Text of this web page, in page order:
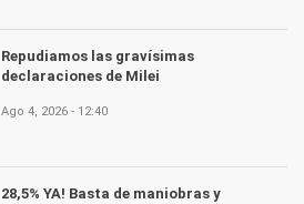
Repudiamos las gravísimas
declaraciones de Milei
Ago 4, 2026 - 12:40
28,5% YA! Basta de maniobras y